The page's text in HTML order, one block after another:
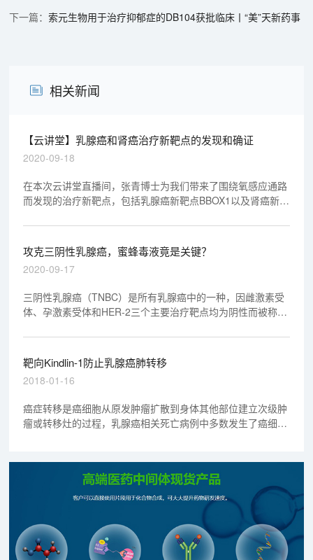
索元生物用于治疗抑郁症的DB104获批临床丨“美”天新药事
相关新闻
【云讲堂】乳腺癌和肾癌治疗新靶点的发现和确证
2020-09-18
在本次云讲堂直播间，张青博士为我们带来了围绕氧感应通路
而发现的治疗新靶点，包括乳腺癌新靶点BBOX1以及肾癌新靶
攻克三阴性乳腺癌，蜜蜂毒液竟是关键？
2020-09-17
三阴性乳腺癌（TNBC）是所有乳腺癌中的一种，因雌激素受
体、孕激素受体和HER-2三个主要治疗靶点均为阴性而被称为
靶向Kindlin-1防止乳腺癌肺转移
2018-01-16
癌症转移是癌细胞从原发肿瘤扩散到身体其他部位建立次级肿
瘤或转移灶的过程，乳腺癌相关死亡病例中多数发生了癌细胞